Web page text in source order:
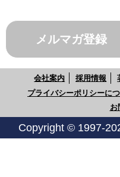
メルマガ登録
会社案内 採用情報
プライバシーポリシーに
お
Copyright © 1997-